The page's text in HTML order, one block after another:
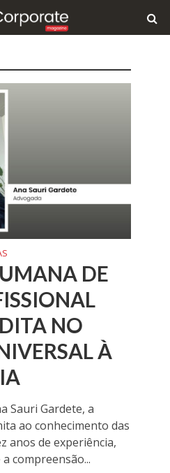
DE
NO
À
Sauri Gardete, a
ao conhecimento das
anos de experiência,
compreensão...